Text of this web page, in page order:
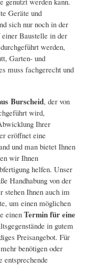
Geräte und
sich nur noch in der
Baustelle in der
werden,
Garten- und
muss fachgerecht und
Burscheid, der von
wird,
Ihrer
eröffnet eine
und man bietet Ihnen
wir Ihnen
helfen. Unser
Handhabung von der
stehen Ihnen auch im
um einen möglichen
einen Termin für eine
in gutem
Preisangebot. Für
benötigen oder
entsprechende